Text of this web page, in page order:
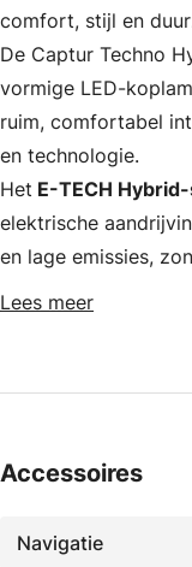
comfort, stijl en
De Captur Techno
vormige LED-
ruim, comfortabel
en technologie.
Het E-TECH
elektrische
en lage emissies,
Lees meer
Accessoires
Navigatie